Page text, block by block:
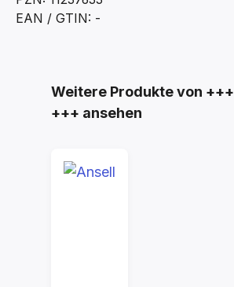
EAN / GTIN: -
Produktgalerie überspringen
Weitere Produkte von +++
+++ ansehen